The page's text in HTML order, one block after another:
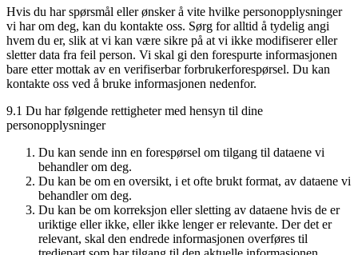
Hvis du har spørsmål eller ønsker å vite hvilke personopplysninger
vi har om deg, kan du kontakte oss. Sørg for alltid å tydelig angi
hvem du er, slik at vi kan være sikre på at vi ikke modifiserer eller
sletter data fra feil person. Vi skal gi den forespurte informasjonen
bare etter mottak av en verifiserbar forbrukerforespørsel. Du kan
kontakte oss ved å bruke informasjonen nedenfor.
9.1 Du har følgende rettigheter med hensyn til dine
personopplysninger
Du kan sende inn en forespørsel om tilgang til dataene vi
behandler om deg.
Du kan be om en oversikt, i et ofte brukt format, av dataene vi
behandler om deg.
Du kan be om korreksjon eller sletting av dataene hvis de er
uriktige eller ikke, eller ikke lenger er relevante. Der det er
relevant, skal den endrede informasjonen overføres til